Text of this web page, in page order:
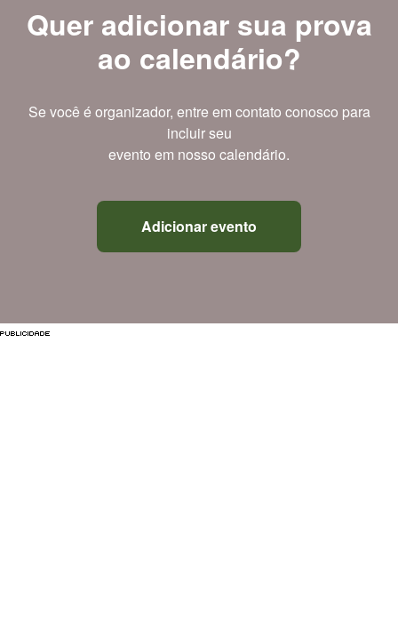
Quer adicionar sua prova
ao calendário?
Se você é organizador, entre em contato conosco para
incluir seu
evento em nosso calendário.
Adicionar evento